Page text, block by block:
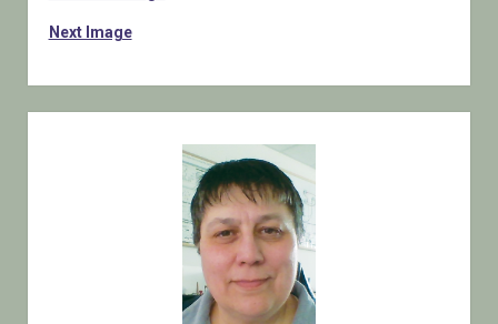
Next Image